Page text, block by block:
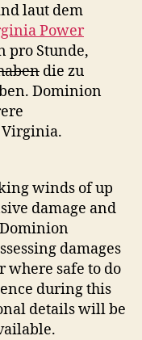
laut dem
Power
pro Stunde,
die zu
Dominion
Virginia.
winds of up
damage and
damages
safe to do
during this
details will be